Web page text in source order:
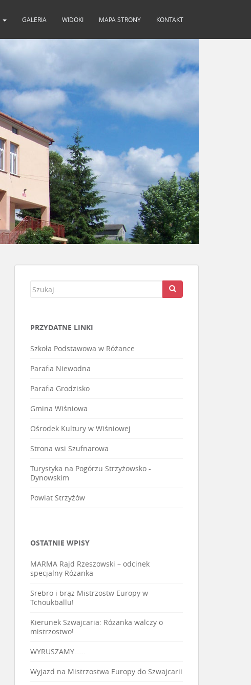
GALERIA WIDOKI MAPA STRONY KONTAKT
PRZYDATNE LINKI
Szkoła Podstawowa w Różance
Parafia Niewodna
Parafia Grodzisko
Gmina Wiśniowa
Ośrodek Kultury w Wiśniowej
Strona wsi Szufnarowa
Turystyka na Pogórzu Strzyżowsko -
Dynowskim
Powiat Strzyżów
OSTATNIE WPISY
MARMA Rajd Rzeszowski – odcinek
specjalny Różanka
Srebro i brąz Mistrzostw Europy w
Tchoukballu!
Kierunek Szwajcaria: Różanka walczy o
mistrzostwo!
WYRUSZAMY……
Wyjazd na Mistrzostwa Europy do Szwajcarii